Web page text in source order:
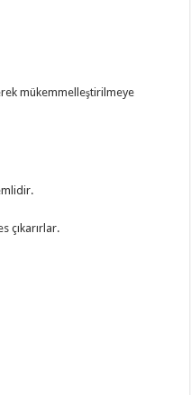
mükemmelleştirilmeye
çıkarırlar.